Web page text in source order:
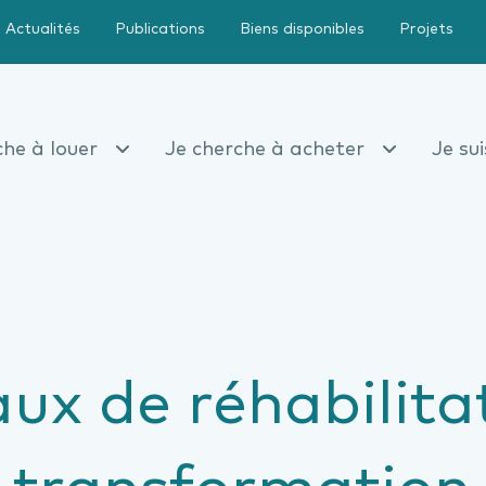
à louer Je cherche à acheter Je
Actualités Publications Biens disponibles Projets
de